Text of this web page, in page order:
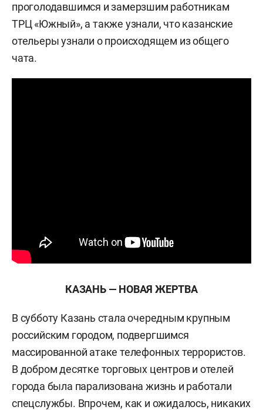
проголодавшимся и замерзшим работникам
ТРЦ «Южный», а также узнали, что казанские
отельеры узнали о происходящем из общего
чата.
КАЗАНЬ — НОВАЯ ЖЕРТВА
В субботу Казань стала очередным крупным
российским городом, подвергшимся
массированной атаке телефонных террористов.
В добром десятке торговых центров и отелей
города была парализована жизнь и работали
спецслужбы. Впрочем, как и ожидалось, никаких